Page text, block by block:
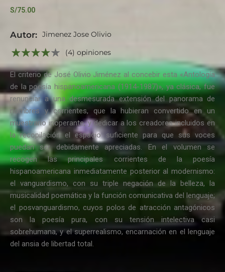
S/75.00
Autor: Jimenez Jose Olivio
(4) opiniones
El criterio de José Olivio Jiménez al concebir esta «Antología
de la poesía hispanoamericana (1914-1987)», ya clásica, fue
renunciar a una desmesurada extensión del panorama de
nombres y corrientes, que la hubieran convertido en un
muestrario inoperante, y dedicar a los creadores incluidos en
la recopilación el espacio suficiente para que sus voces
puedan ser debidamente apreciadas. En el volumen se
recogen las principales corrientes de la poesía
hispanoamericana inmediatamente posterior al modernismo:
el vanguardismo, con su triple negación de la belleza, la
musicalidad poemática y la función comunicativa del lenguaje;
el posvanguardismo, cuyos polos de atracción antagónicos
son la poesía pura, con su tensión intelectiva casi
sobrehumana, y el superrealismo, encarnación en el lenguaje
del ansia de libertad total.